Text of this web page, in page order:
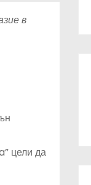
в
цели да